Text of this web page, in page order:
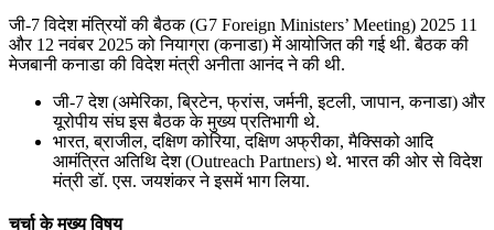
जी-7 विदेश मंत्रियों की बैठक (G7 Foreign Ministers’ Meeting) 2025 11
और 12 नवंबर 2025 को नियाग्रा (कनाडा) में आयोजित की गई थी. बैठक की
मेजबानी कनाडा की विदेश मंत्री अनीता आनंद ने की थी.
जी-7 देश (अमेरिका, ब्रिटेन, फ्रांस, जर्मनी, इटली, जापान, कनाडा) और
यूरोपीय संघ इस बैठक के मुख्य प्रतिभागी थे.
भारत, ब्राजील, दक्षिण कोरिया, दक्षिण अफ्रीका, मैक्सिको आदि
आमंत्रित अतिथि देश (Outreach Partners) थे. भारत की ओर से विदेश
मंत्री डॉ. एस. जयशंकर ने इसमें भाग लिया.
चर्चा के मुख्य विषय